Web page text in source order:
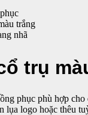
trắng
nhã
trụ
phục phù hợp
logo hoặc thêu